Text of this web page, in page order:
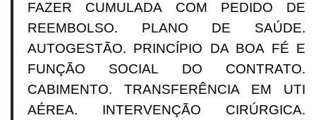
FAZER CUMULADA COM PEDIDO DE
REEMBOLSO. PLANO DE SAÚDE.
AUTOGESTÃO. PRINCÍPIO DA BOA FÉ E
FUNÇÃO SOCIAL DO CONTRATO.
CABIMENTO. TRANSFERÊNCIA EM UTI
AÉREA. INTERVENÇÃO CIRÚRGICA.